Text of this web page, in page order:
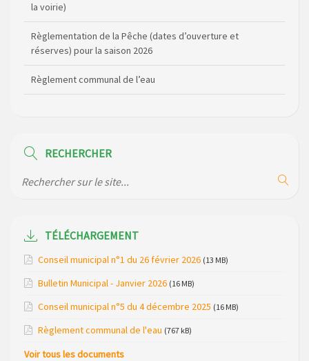
réserves) pour la saison 2026
Règlement communal de l’eau
Agenda Culturel de Saint Flour Communauté Janvier à Juin
Horaire des bus scolaires passant sur la commune
du mois de avril 2026
bungalows bois, ses chalets et sa piscine
Réunion d’installation du nouveau conseil municipal à
2026
RECHERCHER
TÉLÉCHARGEMENT
Conseil municipal n°1 du 26 février 2026 (13 MB)
Bulletin Municipal - Janvier 2026 (16 MB)
Conseil municipal n°5 du 4 décembre 2025 (16 MB)
Règlement communal de l'eau (767 kB)
Voir tous les documents